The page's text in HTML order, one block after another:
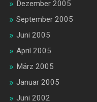
Dezember 2005
September 2005
Juni 2005
April 2005
März 2005
Januar 2005
Juni 2002